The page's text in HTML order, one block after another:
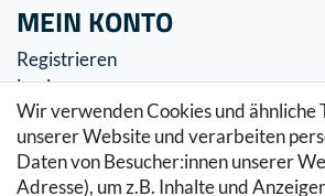
Wir verwenden Cookies und ähnliche
unserer Website und verarbeiten
Daten von Besucher:innen unserer
Adresse), um z.B. Inhalte und
MEIN KONTO
Registrieren
Login
SERVICE
Zahlung & Versand